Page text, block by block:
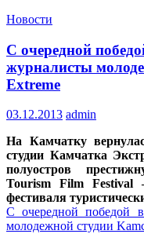
Новости
С очередной
журналисты
Extreme
03.12.2013 admin
На Камчатку
студии Камчатка
полуостров
Tourism Film Festival
фестиваля
С очередной победой
молодежной студии